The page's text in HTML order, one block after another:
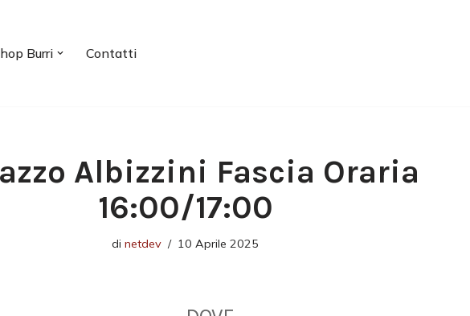
Burri Contatti
Albizzini Fascia Oraria
16:00/17:00
di netdev 10 Aprile 2025